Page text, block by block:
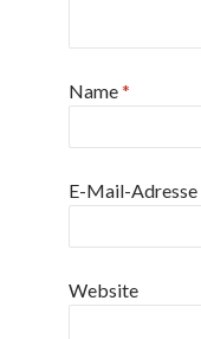
Name*
E-Mail-Adresse
Website